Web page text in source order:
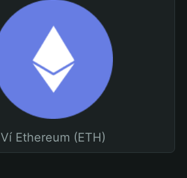
Ví Ethereum (ETH)